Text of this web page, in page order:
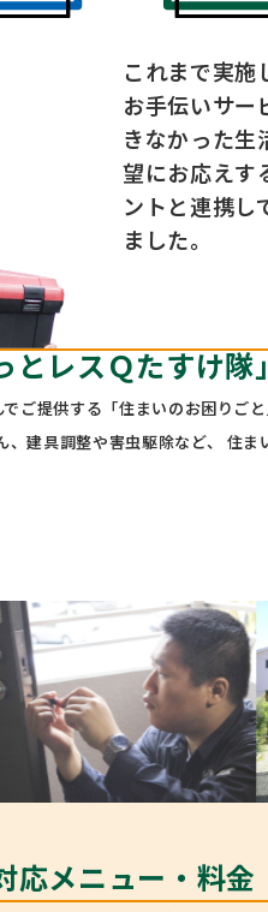
これまで実施
お手伝いサー
きなかった生
望にお応えす
ントと連携し
ました。
とレスＱたすけ隊
ご提供する「住まいのお困りご
建具調整や害虫駆除など、 住
応メニュー・料金